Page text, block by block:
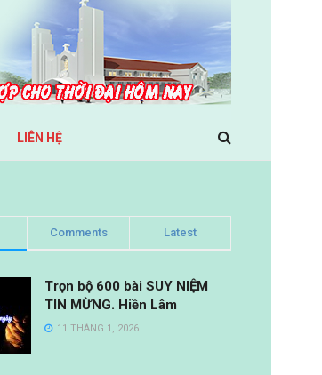
LIÊN HỆ
Comments Latest
Trọn bộ 600 bài SUY NIỆM
TIN MỪNG. Hiền Lâm
11 THÁNG 1, 2026